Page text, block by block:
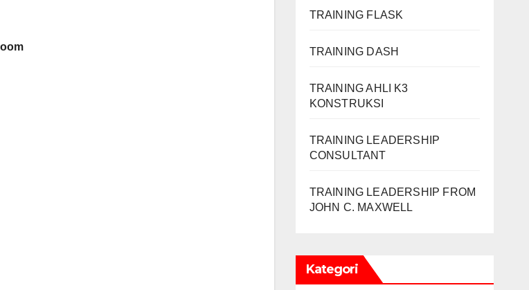
TRAINING FLASK
TRAINING DASH
TRAINING AHLI K3
KONSTRUKSI
TRAINING LEADERSHIP
CONSULTANT
TRAINING LEADERSHIP FROM
JOHN C. MAXWELL
Kategori